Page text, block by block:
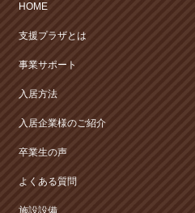
HOME
支援プラザとは
事業サポート
入居方法
入居企業様のご紹介
卒業生の声
よくある質問
施設設備